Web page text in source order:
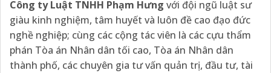
Công ty Luật TNHH Phạm Hưng với đội ngũ luật sư
giàu kinh nghiệm, tâm huyết và luôn đề cao đạo đức
nghề nghiệp; cùng các cộng tác viên là các cựu thẩm
phán Tòa án Nhân dân tối cao, Tòa án Nhân dân
thành phố, các chuyên gia tư vấn quản trị, đầu tư, tài